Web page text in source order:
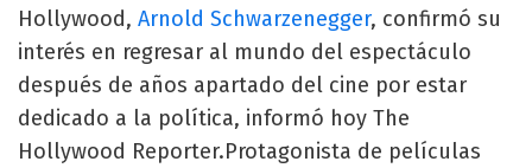
Hollywood, Arnold Schwarzenegger, confirmó su
interés en regresar al mundo del espectáculo
después de años apartado del cine por estar
dedicado a la política, informó hoy The
Hollywood Reporter.Protagonista de películas